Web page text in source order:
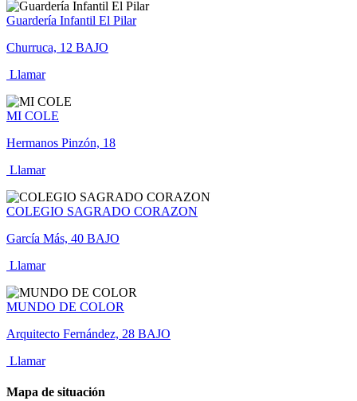
Guardería Infantil El Pilar
Churruca, 12 BAJO
Llamar
MI COLE
Hermanos Pinzón, 18
Llamar
COLEGIO SAGRADO CORAZON
García Más, 40 BAJO
Llamar
MUNDO DE COLOR
Arquitecto Fernández, 28 BAJO
Llamar
Mapa de situación